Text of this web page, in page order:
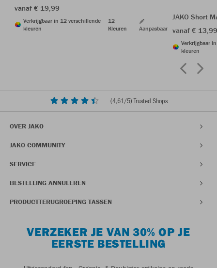
vanaf € 19,99
Verkrijgbaar in 12 verschillende
kleuren
12
Kleuren
Aanpasbaar
JAKO Short
vanaf €
Verkrijgbaar
kleuren
(4,61/5) Trusted Shops
OVER JAKO
JAKO COMMUNITY
SERVICE
BESTELLING ANNULEREN
PRODUCTTERUGROEPING TASSEN
VERZEKER JE VAN 30% OP JE
EERSTE BESTELLING